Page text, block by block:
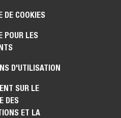
DE COOKIES
POUR LES
D'UTILISATION
SUR LE
DES
ET LA